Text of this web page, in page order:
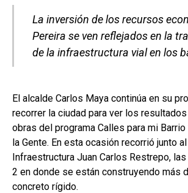
La inversión de los recursos
Pereira se ven reflejados en la
de la infraestructura vial en los
El alcalde Carlos Maya continúa en su
recorrer la ciudad para ver los
obras del programa Calles para mi
la Gente. En esta ocasión recorrió junto
Infraestructura Juan Carlos Restrepo,
2 en donde se están construyendo más
concreto rígido.